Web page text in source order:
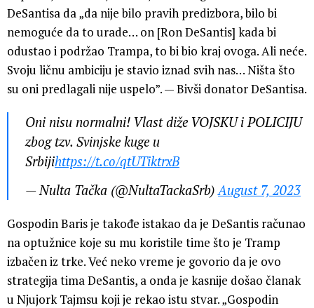
DeSantisa da „da nije bilo pravih predizbora, bilo bi
nemoguće da to urade… on [Ron DeSantis] kada bi
odustao i podržao Trampa, to bi bio kraj ovoga. Ali neće.
Svoju ličnu ambiciju je stavio iznad svih nas… Ništa što
su oni predlagali nije uspelo”. — Bivši donator DeSantisa.
Oni nisu normalni! Vlast diže VOJSKU i POLICIJU
zbog tzv. Svinjske kuge u
Srbijihttps://t.co/qtUTiktrxB
— Nulta Tačka (@NultaTackaSrb)August 7, 2023
Gospodin Baris je takođe istakao da je DeSantis računao
na optužnice koje su mu koristile time što je Tramp
izbačen iz trke. Već neko vreme je govorio da je ovo
strategija tima DeSantis, a onda je kasnije došao članak
u Njujork Tajmsu koji je rekao istu stvar. „Gospodin